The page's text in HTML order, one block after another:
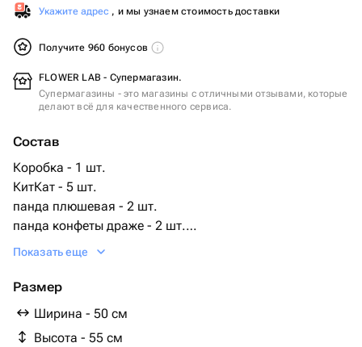
Укажите адрес , и мы узнаем стоимость доставки
Получите 960 бонусов
FLOWER LAB - Супермагазин.
Супермагазины - это магазины с отличными отзывами, которые
делают всё для качественного сервиса.
Состав
Коробка - 1 шт.
КитКат - 5 шт.
панда плюшевая - 2 шт.
панда конфеты драже - 2 шт.
панда драже конфеты большой - 1 шт.
Показать еще
Размер
Ширина - 50 см
Высота - 55 см